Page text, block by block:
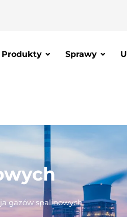
Produkty Sprawy
gazów spalinowych